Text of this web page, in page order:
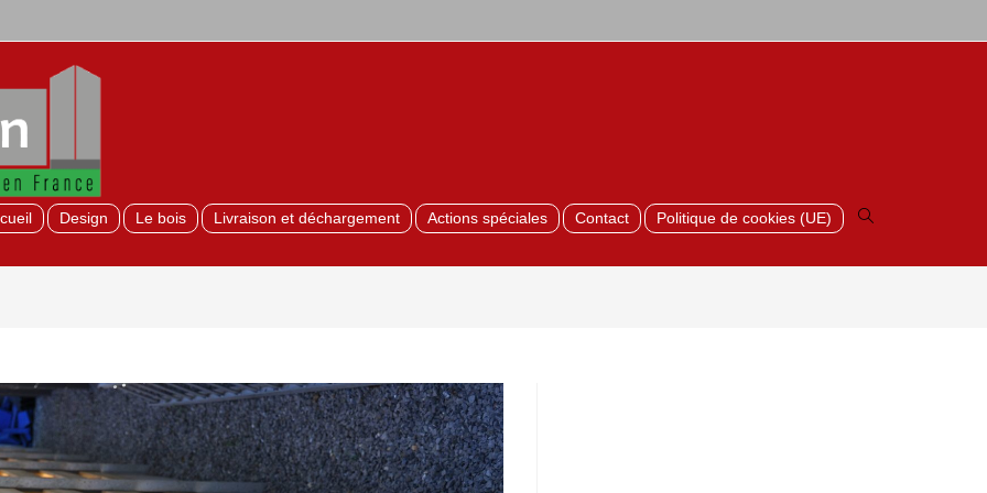
Design Le bois Livraison et déchargement Actions spéciales Contact Politique de cookies (UE)
Toggle
website
search
> Horizontale houtschermen_6